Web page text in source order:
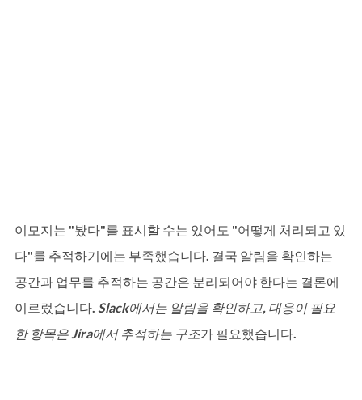
이모지는 "봤다"를 표시할 수는 있어도 "어떻게 처리되고 있
다"를 추적하기에는 부족했습니다. 결국 알림을 확인하는
공간과 업무를 추적하는 공간은 분리되어야 한다는 결론에
이르렀습니다. Slack에서는 알림을 확인하고, 대응이 필요
한 항목은 Jira에서 추적하는 구조가 필요했습니다.